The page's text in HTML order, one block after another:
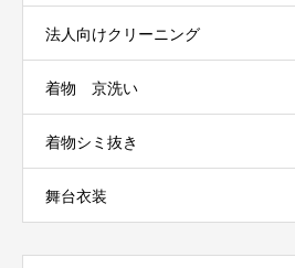
法人向けクリーニング
着物 京洗い
着物シミ抜き
舞台衣装